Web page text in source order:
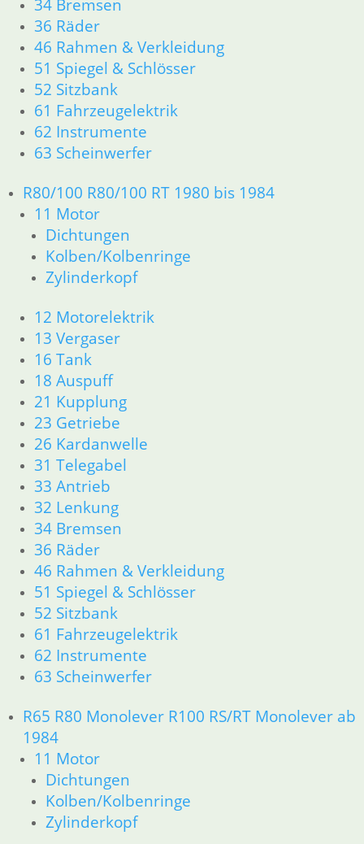
34 Bremsen
36 Räder
46 Rahmen & Verkleidung
51 Spiegel & Schlösser
52 Sitzbank
61 Fahrzeugelektrik
62 Instrumente
63 Scheinwerfer
R80/100 R80/100 RT 1980 bis 1984
11 Motor
Dichtungen
Kolben/Kolbenringe
Zylinderkopf
12 Motorelektrik
13 Vergaser
16 Tank
18 Auspuff
21 Kupplung
23 Getriebe
26 Kardanwelle
31 Telegabel
33 Antrieb
32 Lenkung
34 Bremsen
36 Räder
46 Rahmen & Verkleidung
51 Spiegel & Schlösser
52 Sitzbank
61 Fahrzeugelektrik
62 Instrumente
63 Scheinwerfer
R65 R80 Monolever R100 RS/RT Monolever ab
1984
11 Motor
Dichtungen
Kolben/Kolbenringe
Zylinderkopf
13 Vergaser
16 Tank
18 Auspuff
21 Kupplung
23 Getriebe
26 Kardanwelle
31 Telegabel
32 Lenkung
33 Antrieb
36 Räder
46 Rahmen & Verkleidung
51 Spiegel & Schlösser
52 Sitzbank
61 Fahrzeugelektrik
62 Instrumente
63 Scheinwerfer
R80/100 R80/100 RT 1980 bis 1984
11 Motor
Dichtungen
Kolben/Kolbenringe
Zylinderkopf
12 Motorelektrik
13 Vergaser
16 Tank
18 Auspuff
21 Kupplung
23 Getriebe
26 Kardanwelle
31 Telegabel
33 Antrieb
32 Lenkung
34 Bremsen
36 Räder
46 Rahmen & Verkleidung
51 Spiegel & Schlösser
52 Sitzbank
62 Instrumente
63 Scheinwerfer
R65 R80 Monolever R100 RS/RT Monolever ab 1984
11 Motor
Dichtungen
Kolben/Kolbenringe
Zylinderkopf